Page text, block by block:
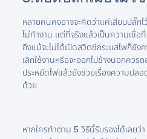
หลายคนคงอาจจะคิดว่าแค่เสียบปลั๊ก
ไม่ทำงาน แต่ที่จริงแล้วเป็นความเชื่อที่
ถึงแม้จะไม่ได้เปิดสวิตช์กระแสไฟก็ยัง
เลิกใช้งานหรือจะออกไปข้างนอกคว
ประหยัดไฟแล้วยังช่วยเรื่องความปล
ด้วย
หากใครทำตาม 5 วิธีนี้รับรองได้เลยว่